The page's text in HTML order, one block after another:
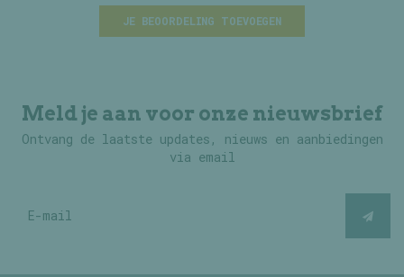
JE BEOORDELING TOEVOEGEN
Meld je aan voor onze nieuwsbrief
Ontvang de laatste updates, nieuws en aanbiedingen
via email